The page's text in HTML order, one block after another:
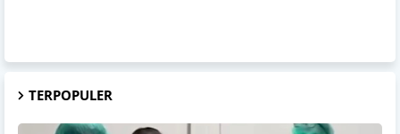
TERPOPULER